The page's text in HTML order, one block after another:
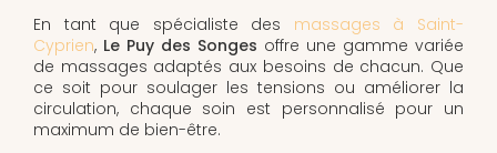
En tant que spécialiste des massages à Saint-
Cyprien, Le Puy des Songes offre une gamme variée
de massages adaptés aux besoins de chacun. Que
ce soit pour soulager les tensions ou améliorer la
circulation, chaque soin est personnalisé pour un
maximum de bien-être.